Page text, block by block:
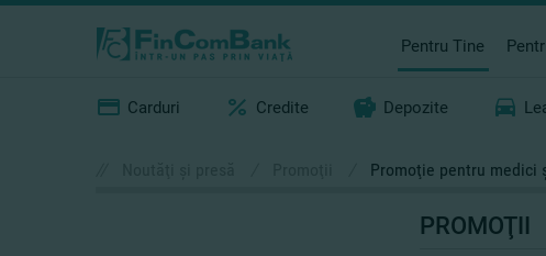
Pentru Tine
Carduri Credite Depozite
Promoţie pentru medici
PROMOŢII